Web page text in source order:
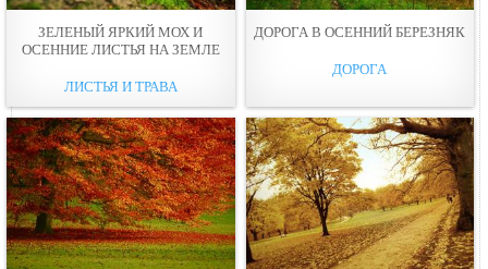
ЗЕЛЕНЫЙ ЯPКИЙ МОХ И
ОСЕННИЕ ЛИСТЬЯ НА ЗЕМЛЕ
ЛИСТЬЯ И ТРАВА
ДОРОГА В ОСЕННИЙ БЕРЕЗНЯК
ДОРОГА